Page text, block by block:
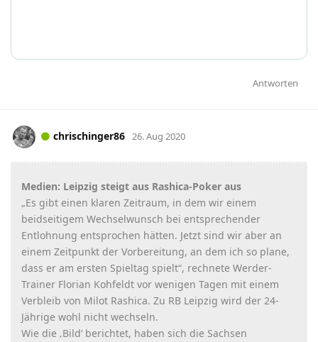
Antworten
chrischinger86 26. Aug 2020
Medien: Leipzig steigt aus Rashica-Poker aus
„Es gibt einen klaren Zeitraum, in dem wir einem
beidseitigem Wechselwunsch bei entsprechender
Entlohnung entsprochen hätten. Jetzt sind wir aber an
einem Zeitpunkt der Vorbereitung, an dem ich so plane,
dass er am ersten Spieltag spielt“, rechnete Werder-
Trainer Florian Kohfeldt vor wenigen Tagen mit einem
Verbleib von Milot Rashica. Zu RB Leipzig wird der 24-
Jährige wohl nicht wechseln.
Wie die ‚Bild‘ berichtet, haben sich die Sachsen